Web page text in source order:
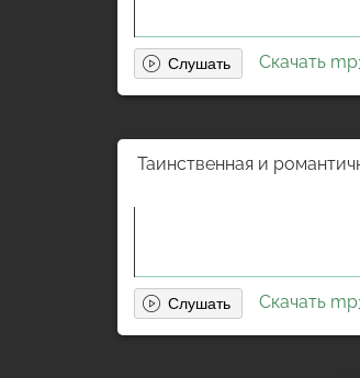
Скачать
Таинственная и
Скачать